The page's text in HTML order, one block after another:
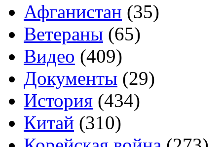
Афганистан (35)
Ветераны (65)
Видео (409)
Документы (29)
История (434)
Китай (310)